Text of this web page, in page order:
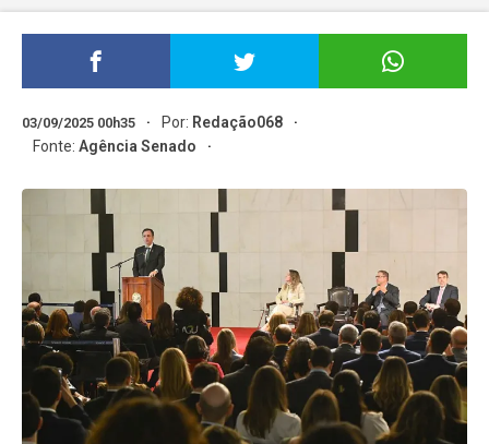
03/09/2025 00h35 Por: Redação068
Fonte:Agência Senado